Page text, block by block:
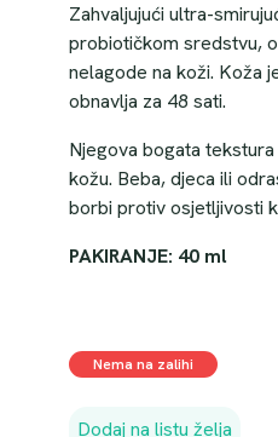
Zahvaljujući ultra-
probiotičkom sredstvu,
nelagode na koži. Koža
obnavlja za 48 sati.
Njegova bogata
kožu. Beba, djeca ili
borbi protiv osjetljivosti
PAKIRANJE: 40 ml
Nema na zalihi
Dodaj na listu želja